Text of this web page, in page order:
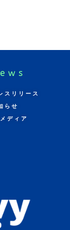
スリリース
らせ
ディア